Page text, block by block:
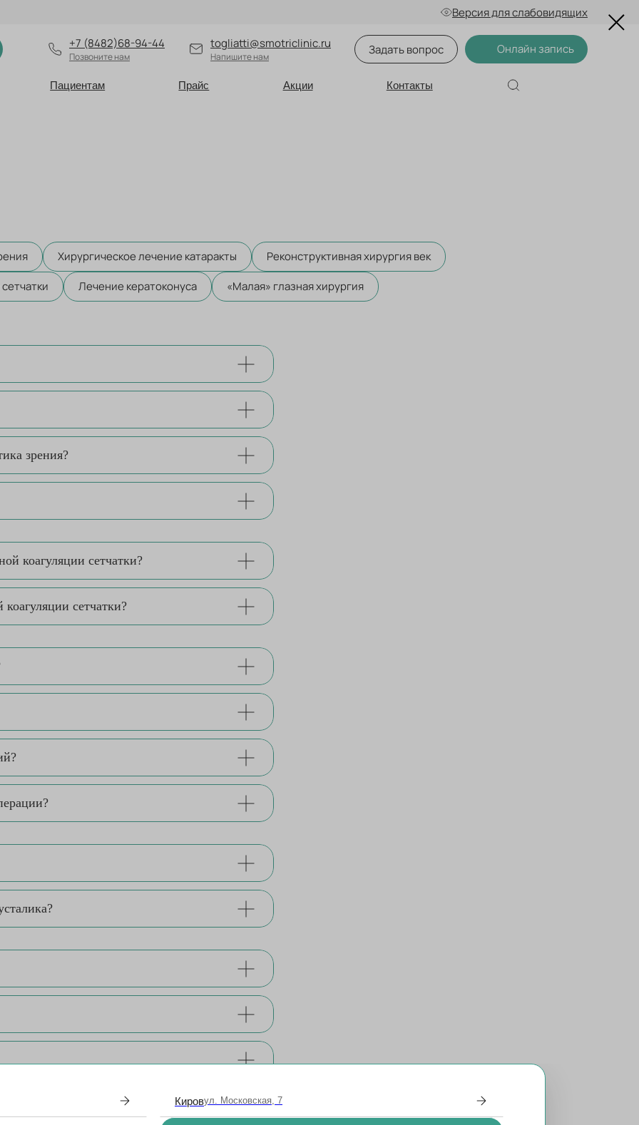
Версия для слабовидящих
Позвоните нам
+7 (8482)68-94-44 Онлайн запись
Задать вопрос
Пациентам Прайс Акции Контакты
togliatti@smotriclinic.ru
Напишите нам
Хирургическое лечение катаракты
Реконструктивная хирургия век
Лечение кератоконуса «Малая» глазная хирургия
зрения?
коагуляции сетчатки?
сетчатки?
Кировул. Московская, 7